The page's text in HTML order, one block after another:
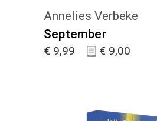
Annelies Verbeke
September
€ 9,99 € 9,00